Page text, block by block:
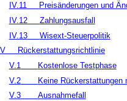
IV.11
Preisänderungen und
IV.12
Zahlungsausfall
IV.13
Wisext-Steuerpolitik
V
Rückerstattungsrichtlinie
V.1
Kostenlose Testphase
V.2
Keine Rückerstattungen
V.3
Ausnahmefall